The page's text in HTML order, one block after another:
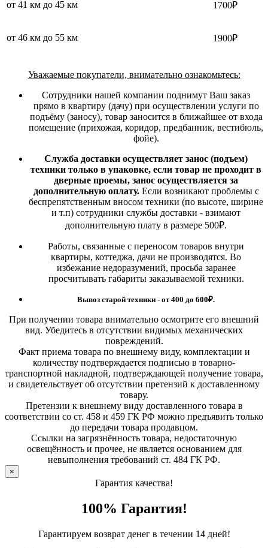
от 41 км до 45 км 1700₽
от 46 км до 55 км 1900₽
Уважаемые покупатели, внимательно ознакомьтесь:
Сотрудники нашей компании поднимут Ваш заказ
прямо в квартиру (дачу) при осуществлении услуги по
подъёму (заносу), товар заносится в ближайшее от входа
помещение (прихожая, коридор, предбанник, вестибюль,
фойе).
Служба доставки осуществляет занос (подъем)
техники только в упаковке, если товар не проходит в
дверные проемы, занос осуществляется за
дополнительную оплату. Если возникают проблемы с
беспрепятственным вносом техники (по высоте, ширине
и т.п) сотрудники службы доставки - взимают
дополнительную плату в размере 500₽.
Работы, связанные с переносом товаров внутри
квартиры, коттеджа, дачи не производятся. Во
избежание недоразумений, просьба заранее
просчитывать габариты заказываемой техники.
Вывоз старой техники - от 400 до 600₽.
При получении товара внимательно осмотрите его внешний
вид. Убедитесь в отсутствии видимых механических
повреждений.
Факт приема товара по внешнему виду, комплектации и
количеству подтверждается подписью в товарно-
транспортной накладной, подтверждающей получение товара,
и свидетельствует об отсутствии претензий к доставленному
товару.
Претензии к внешнему виду доставленного товара в
соответствии со ст. 458 и 459 ГК РФ можно предъявить только
до передачи товара продавцом.
Ссылки на загрязнённость товара, недостаточную
освещённость и прочее, не является основанием для
невыполнения требований ст. 484 ГК РФ.
×
Гарантия качества!
100% Гарантия!
Гарантируем возврат денег в течении 14 дней!